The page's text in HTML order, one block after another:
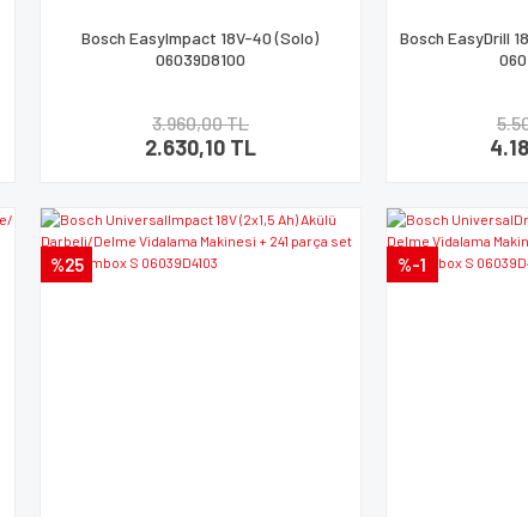
Bosch EasyImpact 18V-40 (Solo)
06039D8100
3.960,00 TL
2.630,10 TL
Bosch EasyDrill
%25 %-1